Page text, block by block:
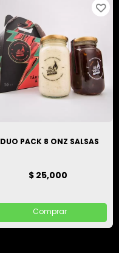
DUO PACK 8 ONZ SALSAS
$ 25,000
Comprar